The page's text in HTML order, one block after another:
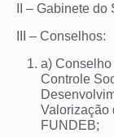
II – Gabinete
III – Conselhos:
a)
Controle
Valorização
FUNDEB;